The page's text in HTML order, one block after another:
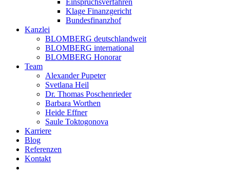
Einspruchsverfahren
Klage Finanzgericht
Bundesfinanzhof
Kanzlei
BLOMBERG deutschlandweit
BLOMBERG international
BLOMBERG Honorar
Team
Alexander Pupeter
Svetlana Heil
Dr. Thomas Poschenrieder
Barbara Worthen
Heide Effner
Saule Toktogonova
Karriere
Blog
Referenzen
Kontakt